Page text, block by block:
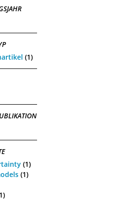
(1)
(1)
(1)